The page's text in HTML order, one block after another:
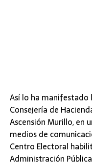
Así lo ha manifestado
Consejería de
Ascensión Murillo, en
medios de
Centro Electoral
Administración